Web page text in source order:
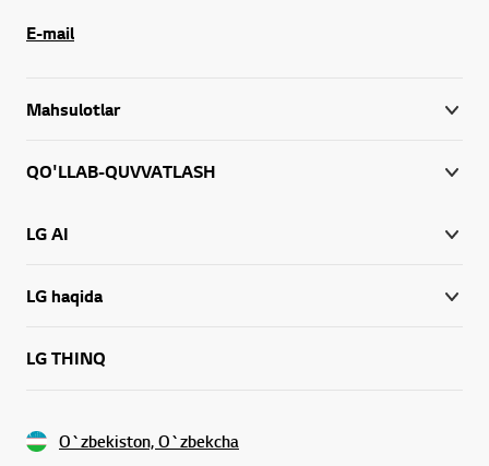
E-mail
Mahsulotlar
QO'LLAB-QUVVATLASH
LG AI
LG haqida
LG THINQ
O`zbekiston, O`zbekcha